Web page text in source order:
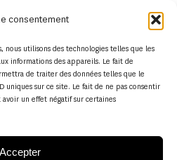
consentement
nous utilisons des technologies telles que les
informations des appareils. Le fait de
de traiter des données telles que le
uniques sur ce site. Le fait de ne pas consentir
un effet négatif sur certaines
Accepter